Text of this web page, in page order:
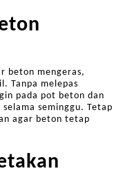
beton mengeras,
Tanpa melepas
pada pot beton dan
seminggu. Tetap
agar beton tetap